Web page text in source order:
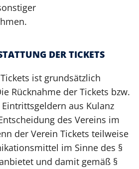
DER TICKETS
ist grundsätzlich
Rücknahme der Tickets bzw.
aus Kulanz
des Vereins im
der Verein Tickets teilweise
im Sinne des §
und damit gemäß §